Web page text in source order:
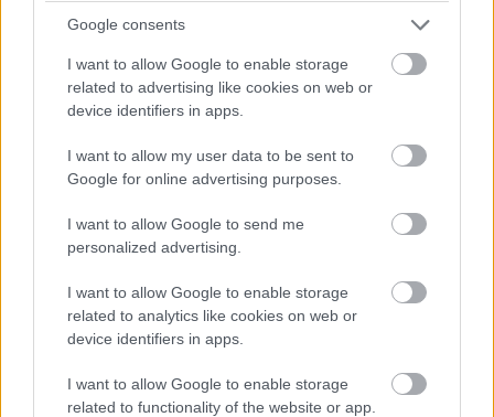
Google consents
I want to allow Google to enable storage
related to advertising like cookies on web or
device identifiers in apps.
I want to allow my user data to be sent to
Google for online advertising purposes.
I want to allow Google to send me
personalized advertising.
I want to allow Google to enable storage
related to analytics like cookies on web or
device identifiers in apps.
I want to allow Google to enable storage
related to functionality of the website or app.
majd innen, a Williams elég kakukktojás, mivel Albon nem volt
rossz a szabadedzéseken.
Ahogyan gyorsulni fog a pálya és egyre jobban gumizódik,
bőven benne van, hogy Perez ideje nem lesz elég a Q2-be
jutásra, bár ha elegendő is lenne, akkor sem zárhatna a 15.
helynél előrébb, hiszen megtörte az energiaitalos autót.